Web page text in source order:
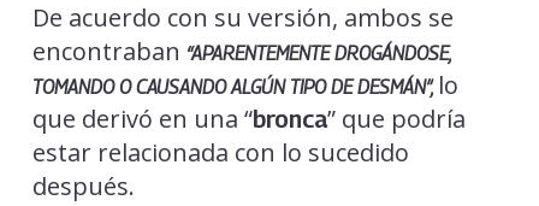
De acuerdo con su versión, ambos se
encontraban “APARENTEMENTE DROGÁNDOSE,
TOMANDO O CAUSANDO ALGÚN TIPO DE DESMÁN”, lo
que derivó en una “bronca” que podría
estar relacionada con lo sucedido
después.